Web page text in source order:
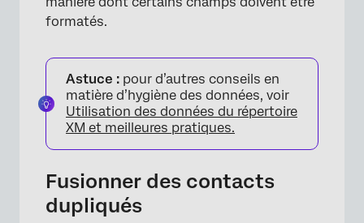
formatés.
Astuce : pour d’autres conseils en
matière d’hygiène des données, voir
Utilisation des données du répertoire
XM et meilleures pratiques.
Fusionner des contacts
dupliqués